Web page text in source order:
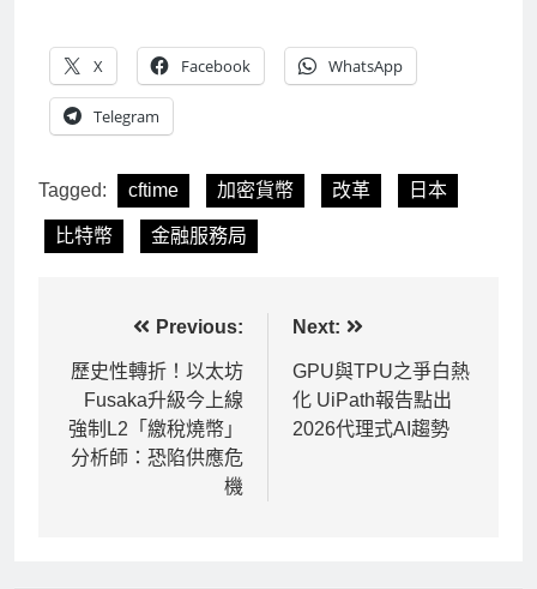
X Facebook WhatsApp
Telegram
Tagged: cftime 加密貨幣 改革 日本
比特幣 金融服務局
章
導
覽
Previous:
歷史性轉折！以太坊
Fusaka升級今上線
強制L2「繳稅燒幣」
分析師：恐陷供應危
機
Next:
GPU與TPU之爭白熱
化 UiPath報告點出
2026代理式AI趨勢